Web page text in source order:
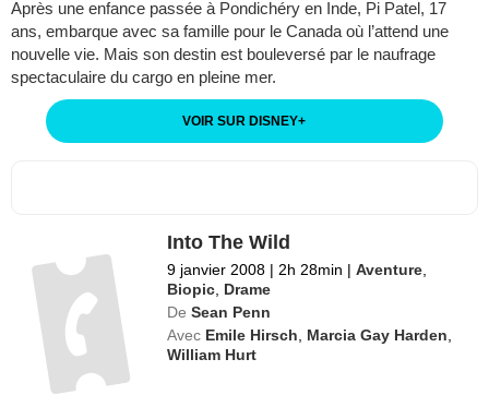
Après une enfance passée à Pondichéry en Inde, Pi Patel, 17
ans, embarque avec sa famille pour le Canada où l’attend une
nouvelle vie. Mais son destin est bouleversé par le naufrage
spectaculaire du cargo en pleine mer.
VOIR SUR DISNEY+
Into The Wild
9 janvier 2008 2h 28min Aventure,
Biopic, Drame
De Sean Penn
Avec Emile Hirsch, Marcia Gay Harden,
William Hurt